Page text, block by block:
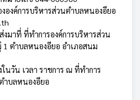
องค์การบริหารส่วนตำบลหนองอียอ
มาที่ ที่ทำการองค์การบริหารส่วน
ตำบลหนองอียอ อำเภอสนม
นวัน เวลา ราชการ ณ ที่ทำการ
ำบลหนองอียอ